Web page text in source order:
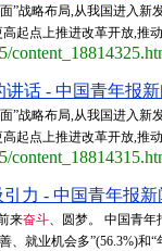
”战略布局,从我国进入
起点上推进改革开放,
话 - 中国青年报
”战略布局,从我国进入
起点上推进改革开放,
力 - 中国青年报新
来奋斗、圆梦。 中国青年
就业机会多”(56.3%)和